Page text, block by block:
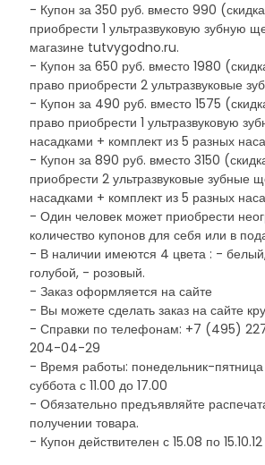
- Купон за 350 руб. вместо 990
приобрести 1 ультразвуковую зубную
магазине tutvygodno.ru.
- Купон за 650 руб. вместо 1980
право приобрести 2 ультразвуковые
- Купон за 490 руб. вместо 1575
право приобрести 1 ультразвуковую
насадками + комплект из 5 разных
- Купон за 890 руб. вместо 3150
приобрести 2 ультразвуковые зубные
насадками + комплект из 5 разных
- Один человек может приобрести
количество купонов для себя или в
- В наличии имеются 4 цвета : -
голубой, - розовый.
- Заказ оформляется на сайте
- Вы можете сделать заказ на сайте
- Справки по телефонам: +7 (495)
204-04-29
- Время работы: понедельник-пятница
суббота с 11.00 до 17.00
- Обязательно предъявляйте
получении товара.
- Купон действителен с 15.08 по 15.10.12